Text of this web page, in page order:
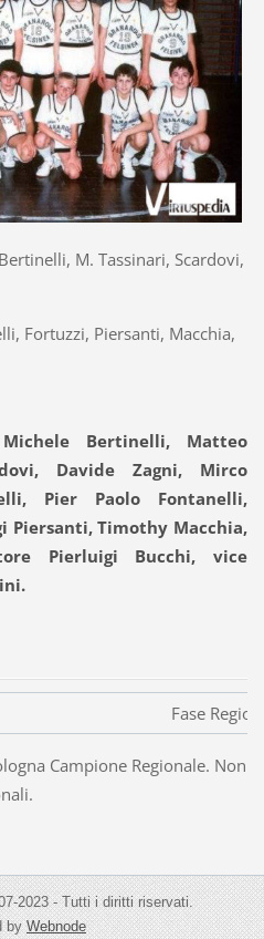
M. Tassinari, Scardovi,
Fortuzzi, Piersanti, Macchia,
Michele Bertinelli, Matteo
Davide Zagni, Mirco
Pier Paolo Fontanelli,
Piersanti, Timothy Macchia,
Pierluigi Bucchi, vice
Fase
Campione Regionale. Non
2023 - Tutti i diritti riservati.
byWebnode